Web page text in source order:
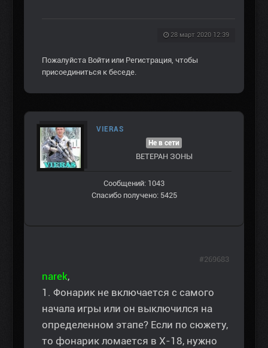
28 март 2020 12:39
Пожалуйста Войти или Регистрация, чтобы
присоединиться к беседе.
VIERAS
Не в сети
ВЕТЕРАН ЗOНЫ
Сообщений: 1043
Спасибо получено: 5425
narek,
1. Фонарик не включается с самого
начала игры или он выключился на
определенном этапе? Если по сюжету,
то фонарик ломается в Х-18, нужно
#269683